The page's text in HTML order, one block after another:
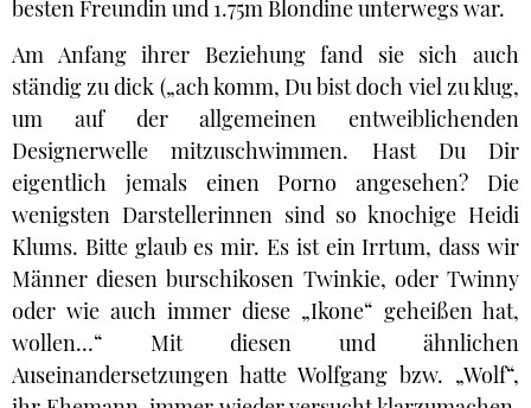
besten Freundin und 1.75m Blondine unterwegs war.
Am Anfang ihrer Beziehung fand sie sich auch
ständig zu dick („ach komm, Du bist doch viel zu klug,
um auf der allgemeinen entweiblichenden
Designerwelle mitzuschwimmen. Hast Du Dir
eigentlich jemals einen Porno angesehen? Die
wenigsten Darstellerinnen sind so knochige Heidi
Klums. Bitte glaub es mir. Es ist ein Irrtum, dass wir
Männer diesen burschikosen Twinkie, oder Twinny
oder wie auch immer diese „Ikone“ geheißen hat,
wollen…“ Mit diesen und ähnlichen
Auseinandersetzungen hatte Wolfgang bzw. „Wolf“,